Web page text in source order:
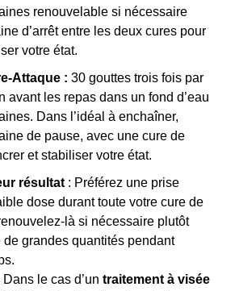
renouvelable si nécessaire
d’arrêt entre les deux cures pour
votre état.
Attaque : 30 gouttes trois fois par
avant les repas dans un fond d’eau
Dans l’idéal à enchaîner,
de pause, avec une cure de
et stabiliser votre état.
résultat : Préférez une prise
dose durant toute votre cure de
là si nécessaire plutôt
de grandes quantités pendant
Dans le cas d’un traitement à visée